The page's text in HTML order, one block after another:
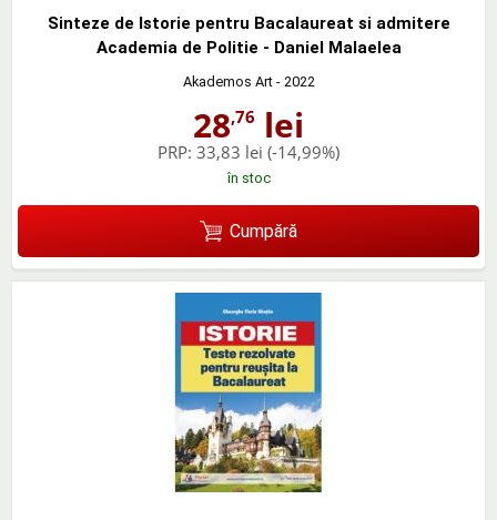
Sinteze de Istorie pentru Bacalaureat si admitere
Academia de Politie - Daniel Malaelea
Akademos Art- 2022
28,76 lei
PRP: 33,83 lei (-14,99%)
în stoc
Cumpără